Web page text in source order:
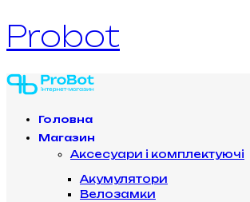
Probot
Головна
Магазин
Аксесуари і комплектуючі
Акумулятори
Велозамки